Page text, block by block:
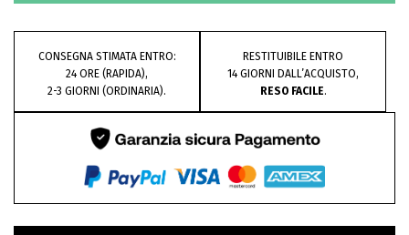
CONSEGNA STIMATA ENTRO:
24 ORE (RAPIDA),
2-3 GIORNI (ORDINARIA).
RESTITUIBILE ENTRO
14 GIORNI DALL’ACQUISTO,
RESO FACILE.